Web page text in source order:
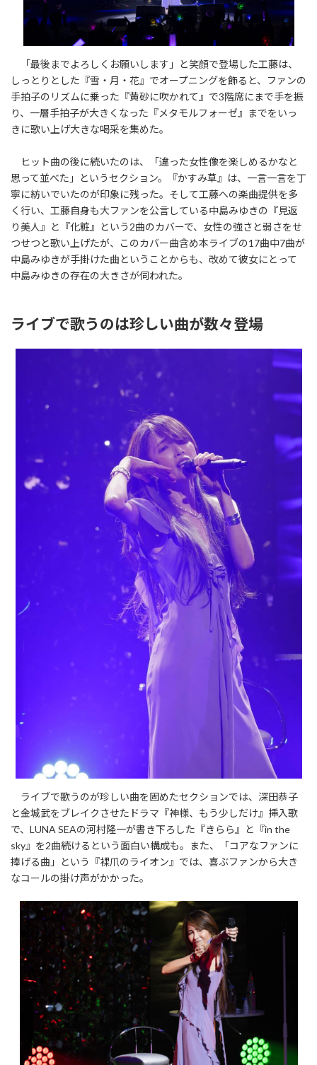
「最後までよろしくお願いします」と笑顔で登場した工藤は、
しっとりとした『雪・月・花』でオープニングを飾ると、ファンの
手拍子のリズムに乗った『黄砂に吹かれて』で3階席にまで手を振
り、一層手拍子が大きくなった『メタモルフォーゼ』までをいっ
きに歌い上げ大きな喝采を集めた。
ヒット曲の後に続いたのは、「違った女性像を楽しめるかなと
思って並べた」というセクション。『かすみ草』は、一言一言を丁
寧に紡いでいたのが印象に残った。そして工藤への楽曲提供を多
く行い、工藤自身も大ファンを公言している中島みゆきの『見返
り美人』と『化粧』という2曲のカバーで、女性の強さと弱さをせ
つせつと歌い上げたが、このカバー曲含め本ライブの17曲中7曲が
中島みゆきが手掛けた曲ということからも、改めて彼女にとって
中島みゆきの存在の大きさが伺われた。
ライブで歌うのは珍しい曲が数々登場
ライブで歌うのが珍しい曲を固めたセクションでは、深田恭子
と金城武をブレイクさせたドラマ『神様、もう少しだけ』挿入歌
で、LUNA SEAの河村隆一が書き下ろした『きらら』と『in the
sky』を2曲続けるという面白い構成も。また、「コアなファンに
捧げる曲」という『裸爪のライオン』では、喜ぶファンから大き
なコールの掛け声がかかった。